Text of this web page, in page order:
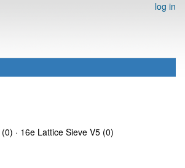
log in
(0) · 16e Lattice Sieve V5 (0)